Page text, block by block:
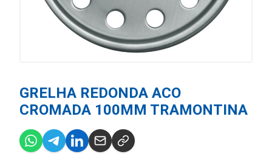
GRELHA REDONDA ACO
CROMADA 100MM TRAMONTINA